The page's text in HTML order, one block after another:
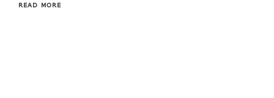
READ MORE